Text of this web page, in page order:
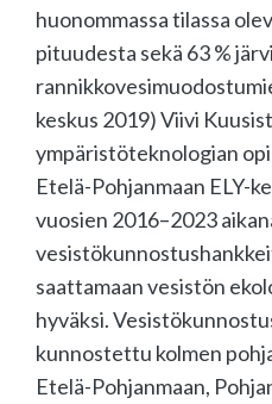
huonommassa tilassa
pituudesta sekä 63 %
keskus 2019) Viivi
ympäristöteknologian
Etelä-Pohjanmaan ELY-
vuosien 2016–2023
saattamaan vesistön
hyväksi.
kunnostettu kolmen
Etelä-Pohjanmaan,